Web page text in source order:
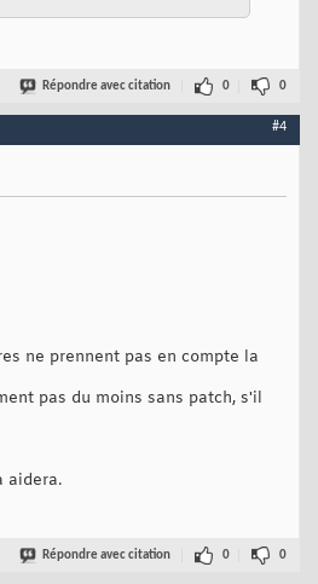
Répondre avec citation 0 0
#4
ne prennent pas en compte la
pas du moins sans patch, s'il
aidera.
Répondre avec citation 0 0